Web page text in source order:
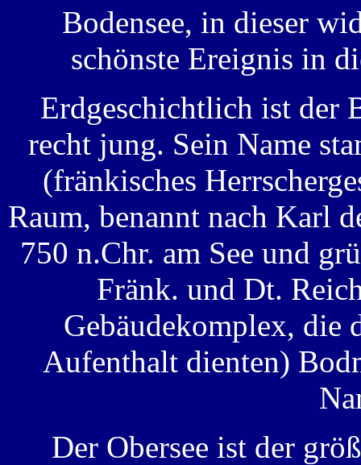
Bodensee, in dieser
schönste Ereignis in
Erdgeschichtlich ist der
recht jung. Sein Name
(fränkisches
Raum, benannt nach Karl
750 n.Chr. am See und
Fränk. und Dt.
Gebäudekomplex, die
Aufenthalt dienten)
Der Obersee ist der